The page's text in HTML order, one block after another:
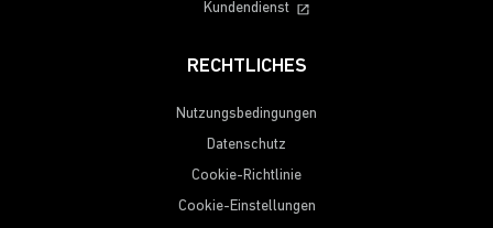
Kundendienst
RECHTLICHES
Nutzungsbedingungen
Datenschutz
Cookie-Richtlinie
Cookie-Einstellungen